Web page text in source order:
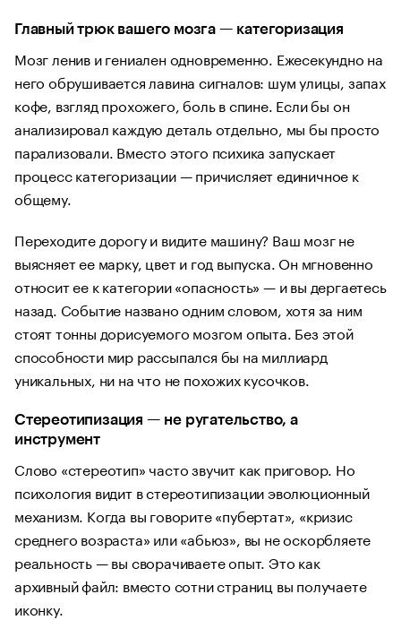
Главный трюк вашего мозга — категоризация
Мозг ленив и гениален одновременно. Ежесекундно на
него обрушивается лавина сигналов: шум улицы, запах
кофе, взгляд прохожего, боль в спине. Если бы он
анализировал каждую деталь отдельно, мы бы просто
парализовали. Вместо этого психика запускает
процесс категоризации — причисляет единичное к
общему.
Переходите дорогу и видите машину? Ваш мозг не
выясняет ее марку, цвет и год выпуска. Он мгновенно
относит ее к категории «опасность» — и вы дергаетесь
назад. Событие названо одним словом, хотя за ним
стоят тонны дорисуемого мозгом опыта. Без этой
способности мир рассыпался бы на миллиард
уникальных, ни на что не похожих кусочков.
Стереотипизация — не ругательство, а
инструмент
Слово «стереотип» часто звучит как приговор. Но
психология видит в стереотипизации эволюционный
механизм. Когда вы говорите «пубертат», «кризис
среднего возраста» или «абьюз», вы не оскорбляете
реальность — вы сворачиваете опыт. Это как
архивный файл: вместо сотни страниц вы получаете
иконку.